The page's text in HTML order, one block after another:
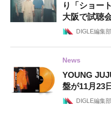
り「ショー
大阪で試聴
DIGLE編集部
News
YOUNG
盤が11月23
DIGLE編集部